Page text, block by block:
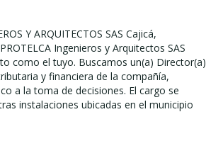
Y ARQUITECTOS SAS Cajicá,
Ingenieros y Arquitectos SAS
como el tuyo. Buscamos un(a) Director(a)
y financiera de la compañía,
a la toma de decisiones. El cargo se
instalaciones ubicadas en el municipio